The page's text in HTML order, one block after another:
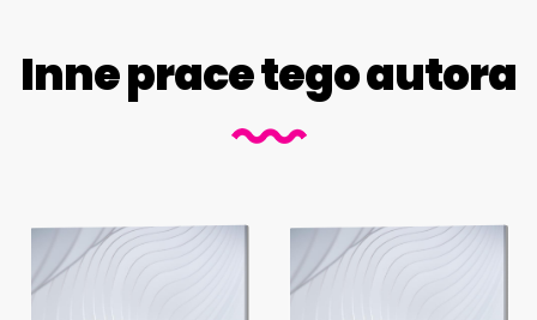
Inne prace tego autora